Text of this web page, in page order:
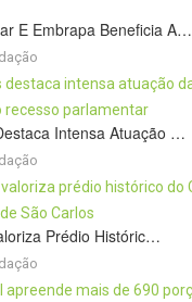
E Embrapa Beneficia A…
Intensa Atuação …
Prédio Históric…